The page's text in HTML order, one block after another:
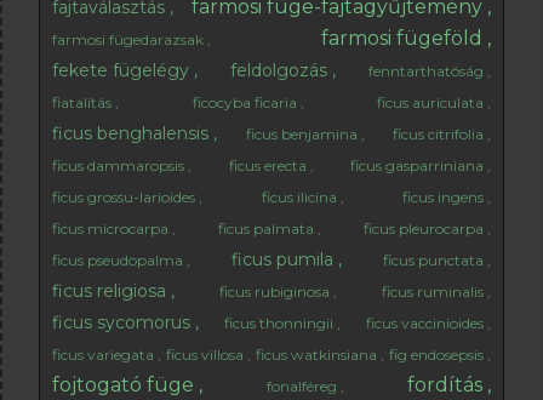
fajtaválasztás farmosi füge-fajtagyűjtemény
farmosi fügedarazsak farmosi fügeföld
fekete fügelégy feldolgozás
fenntarthatóság
fiatalítás
ficocyba ficaria ficus auriculata
ficus benghalensis ficus benjamina
ficus citrifolia
ficus dammaropsis
ficus erecta
ficus gasparriniana
ficus grossu-larioides
ficus ilicina
ficus ingens
ficus microcarpa
ficus palmata
ficus pleurocarpa
ficus pseudopalma
ficus pumila ficus punctata
ficus religiosa ficus rubiginosa ficus ruminalis
ficus sycomorus ficus thonningii
ficus vaccinioides
ficus variegata
ficus villosa ficus watkinsiana fig endosepsis
fojtogató füge fonalféreg fordítás